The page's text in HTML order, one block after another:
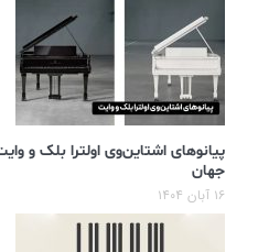
پیانوهای اشتاین‌وی اولترا بلک و
جهان
۱۶ آبان ۱۴۰۴